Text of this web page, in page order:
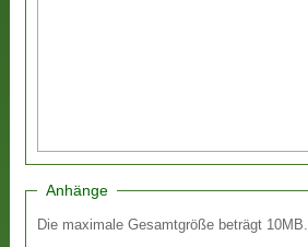
Anhänge
Die maximale Gesamtgröße beträgt 10MB.